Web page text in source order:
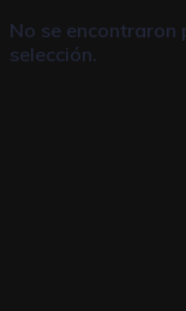
No se encontraron
selección.